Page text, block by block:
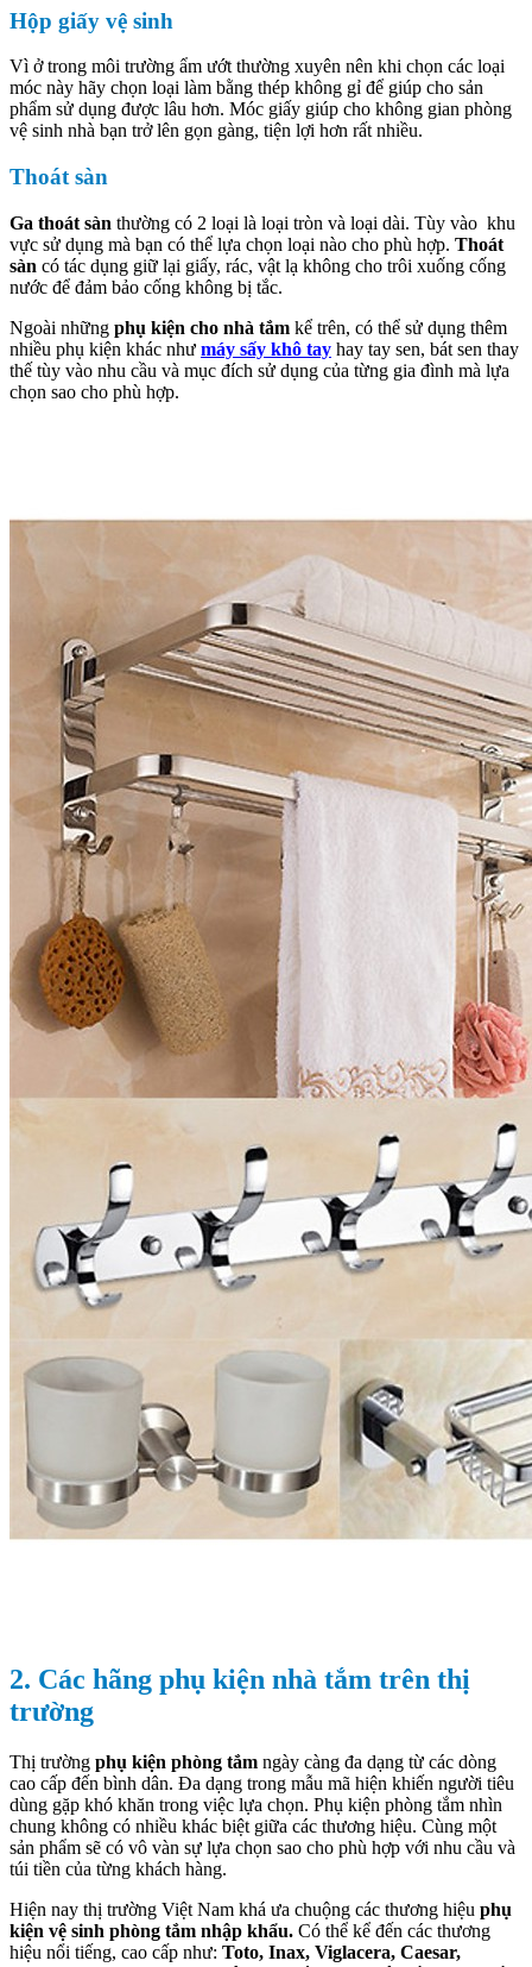
Hộp giấy vệ sinh
Vì ở trong môi trường ẩm ướt thường xuyên nên khi chọn các loại
móc này hãy chọn loại làm bằng thép không gỉ để giúp cho sản
phẩm sử dụng được lâu hơn. Móc giấy giúp cho không gian phòng
vệ sinh nhà bạn trở lên gọn gàng, tiện lợi hơn rất nhiều.
Thoát sàn
Ga thoát sàn thường có 2 loại là loại tròn và loại dài. Tùy vào khu
vực sử dụng mà bạn có thể lựa chọn loại nào cho phù hợp. Thoát
sàn có tác dụng giữ lại giấy, rác, vật lạ không cho trôi xuống cống
nước để đảm bảo cống không bị tắc.
Ngoài những phụ kiện cho nhà tắm kể trên, có thể sử dụng thêm
nhiều phụ kiện khác như máy sấy khô tay hay tay sen, bát sen thay
thế tùy vào nhu cầu và mục đích sử dụng của từng gia đình mà lựa
chọn sao cho phù hợp.
2. Các hãng phụ kiện nhà tắm trên thị
trường
Thị trường phụ kiện phòng tắm ngày càng đa dạng từ các dòng
cao cấp đến bình dân. Đa dạng trong mẫu mã hiện khiến người tiêu
dùng gặp khó khăn trong việc lựa chọn. Phụ kiện phòng tắm nhìn
chung không có nhiều khác biệt giữa các thương hiệu. Cùng một
sản phẩm sẽ có vô vàn sự lựa chọn sao cho phù hợp với nhu cầu và
túi tiền của từng khách hàng.
Hiện nay thị trường Việt Nam khá ưa chuộng các thương hiệu phụ
kiện vệ sinh phòng tắm nhập khẩu. Có thể kể đến các thương
hiệu nổi tiếng, cao cấp như: Toto, Inax, Viglacera, Caesar,